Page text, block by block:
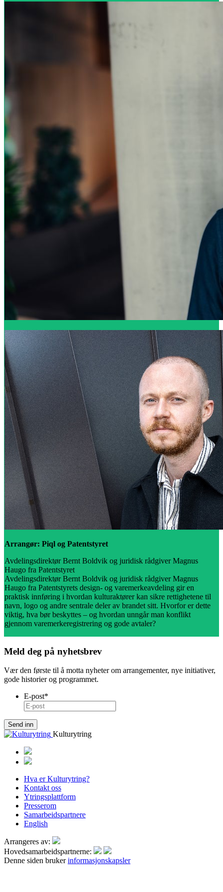
Arrangør: Piql og Patentstyret
Avdelingsdirektør Bernt Boldvik og juridisk rådgiver Magnus
Haugo fra Patentstyret
Avdelingsdirektør Bernt Boldvik og juridisk rådgiver Magnus
Haugo fra Patentstyrets design- og varemerkeavdeling gir en
praktisk innføring i hvordan kulturaktører kan sikre rettighetene til
navn, logo og andre sentrale deler av brandet sitt. Hvorfor er dette
viktig, hva bør beskyttes – og hvordan unngår man konflikt
gjennom varemerkeregistrering og gode avtaler?
Meld deg på nyhetsbrev
Vær den første til å motta nyheter om arrangementer, nye initiativer,
gode historier og programmet.
E-post*
Kulturytring
Hva er Kulturytring?
Kontakt oss
Ytringsplattform
Presserom
Samarbeidspartnere
English
Arrangeres av:
Hovedsamarbeidspartnerne:
Denne siden brukerinformasjonskapsler